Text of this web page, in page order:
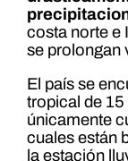
costa norte e
se prolongan
El país se
tropical de 15
únicamente
cuales están
la estación